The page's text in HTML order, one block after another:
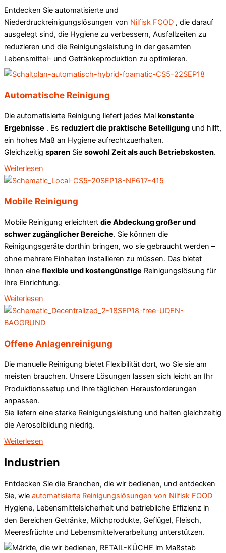
Entdecken Sie automatisierte und
Niederdruckreinigungslösungen von Nilfisk FOOD , die darauf
ausgelegt sind, die Hygiene zu verbessern, Ausfallzeiten zu
reduzieren und die Reinigungsleistung in der gesamten
Lebensmittel- und Getränkeproduktion zu optimieren.
Automatische Reinigung
Die automatisierte Reinigung liefert jedes Mal konstante
Ergebnisse . Es reduziert die praktische Beteiligung und hilft,
ein hohes Maß an Hygiene aufrechtzuerhalten.
Gleichzeitig sparen Sie sowohl Zeit als auch Betriebskosten.
Weiterlesen
Mobile Reinigung
Mobile Reinigung erleichtert die Abdeckung großer und
schwer zugänglicher Bereiche. Sie können die
Reinigungsgeräte dorthin bringen, wo sie gebraucht werden –
ohne mehrere Einheiten installieren zu müssen. Das bietet
Ihnen eine flexible und kostengünstige Reinigungslösung für
Ihre Einrichtung.
Weiterlesen
Offene Anlagenreinigung
Die manuelle Reinigung bietet Flexibilität dort, wo Sie sie am
meisten brauchen. Unsere Lösungen lassen sich leicht an Ihr
Produktionssetup und Ihre täglichen Herausforderungen
anpassen.
Sie liefern eine starke Reinigungsleistung und halten gleichzeitig
die Aerosolbildung niedrig.
Weiterlesen
Industrien
Entdecken Sie die Branchen, die wir bedienen, und entdecken
Sie, wie automatisierte Reinigungslösungen von Nilfisk FOOD
Hygiene, Lebensmittelsicherheit und betriebliche Effizienz in
den Bereichen Getränke, Milchprodukte, Geflügel, Fleisch,
Meeresfrüchte und Lebensmittelverarbeitung unterstützen.